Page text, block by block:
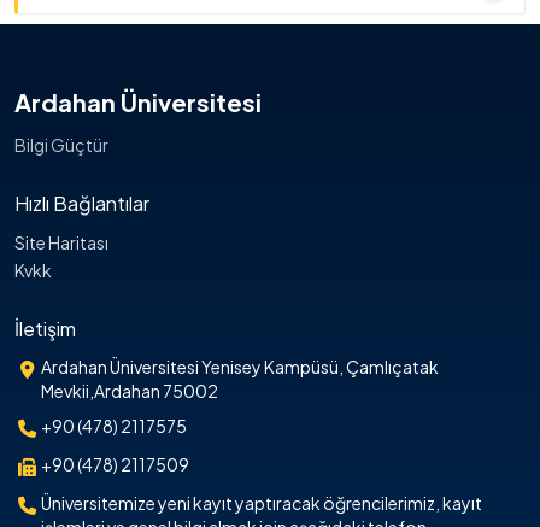
Ardahan Üniversitesi
Bilgi Güçtür
Hızlı Bağlantılar
Site Haritası
Kvkk
İletişim
Ardahan Üniversitesi Yenisey Kampüsü, Çamlıçatak
Mevkii,Ardahan 75002
+90 (478) 2117575
+90 (478) 2117509
Üniversitemize yeni kayıt yaptıracak öğrencilerimiz, kayıt